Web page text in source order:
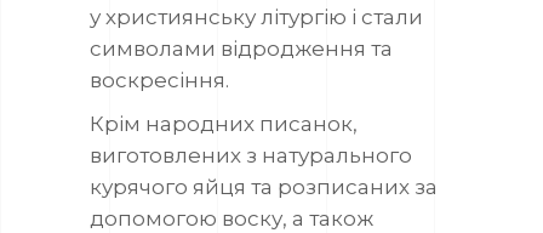
у християнську літургію і стали
символами відродження та
воскресіння.
Крім народних писанок,
виготовлених з натурального
курячого яйця та розписаних за
допомогою воску, а також